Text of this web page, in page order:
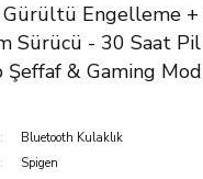
Engelleme +
Sürücü - 30 Saat
& Gaming
Bluetooth Kulaklık
Spigen